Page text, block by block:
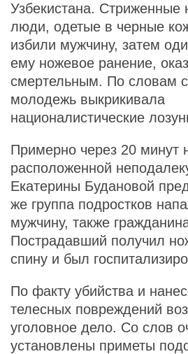
Узбекистана. Стриженные
люди, одетые в черные
избили мужчину, затем
ему ножевое ранение,
смертельным. По словам
молодежь выкрикивала
националистические
Примерно через 20 минут
расположенной
Екатерины Будановой
же группа подростков
мужчину, также
Пострадавший получил
спину и был
По факту убийства и
телесных повреждений
уголовное дело. Со слов
установлены приметы